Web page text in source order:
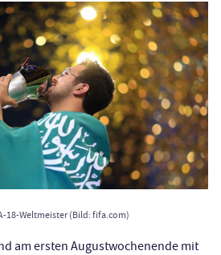
18-Weltmeister (Bild: fifa.com)
am ersten Augustwochenende mit